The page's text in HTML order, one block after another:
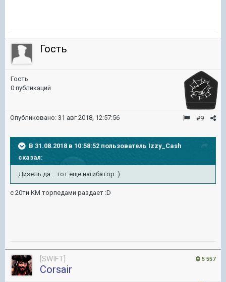
Гость
Гость
0 публикаций
#9
Опубликовано: 31 авг 2018, 12:57:56
В 31.08.2018 в 10:58:52 пользователь Izzy_Cash
сказал:
Дизель да... тот еще нагибатор :)
c 20ти КМ торпедами раздает :D
5 557
[SWIFT]
Corsair